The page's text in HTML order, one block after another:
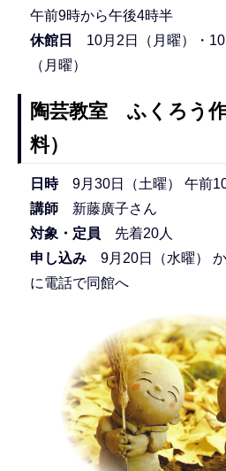
午前9時から午後4時半
休館日
10月2日（月曜）・10
（月曜）
陶芸教室 ふくろう
料）
日時9月30日（土曜） 午前
講師新藤廣子さん
対象・定員 先着20人
申し込み9月20日（水曜） か
に電話で同館へ